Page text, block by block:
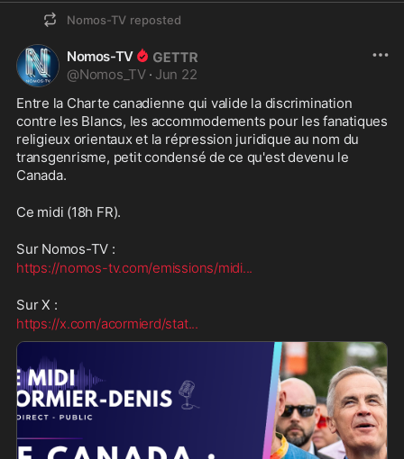
Nomos-TV reposted
Nomos-TV
@Nomos_TV · Jun 22
Entre la Charte canadienne qui valide la discrimination
contre les Blancs, les accommodements pour les fanatiques
religieux orientaux et la répression juridique au nom du
transgenrisme, petit condensé de ce qu'est devenu le
Canada.
Ce midi (18h FR).
Sur Nomos-TV :
https://nomos-tv.com/emissions/midi...
Sur X :
https://x.com/acormierd/stat...